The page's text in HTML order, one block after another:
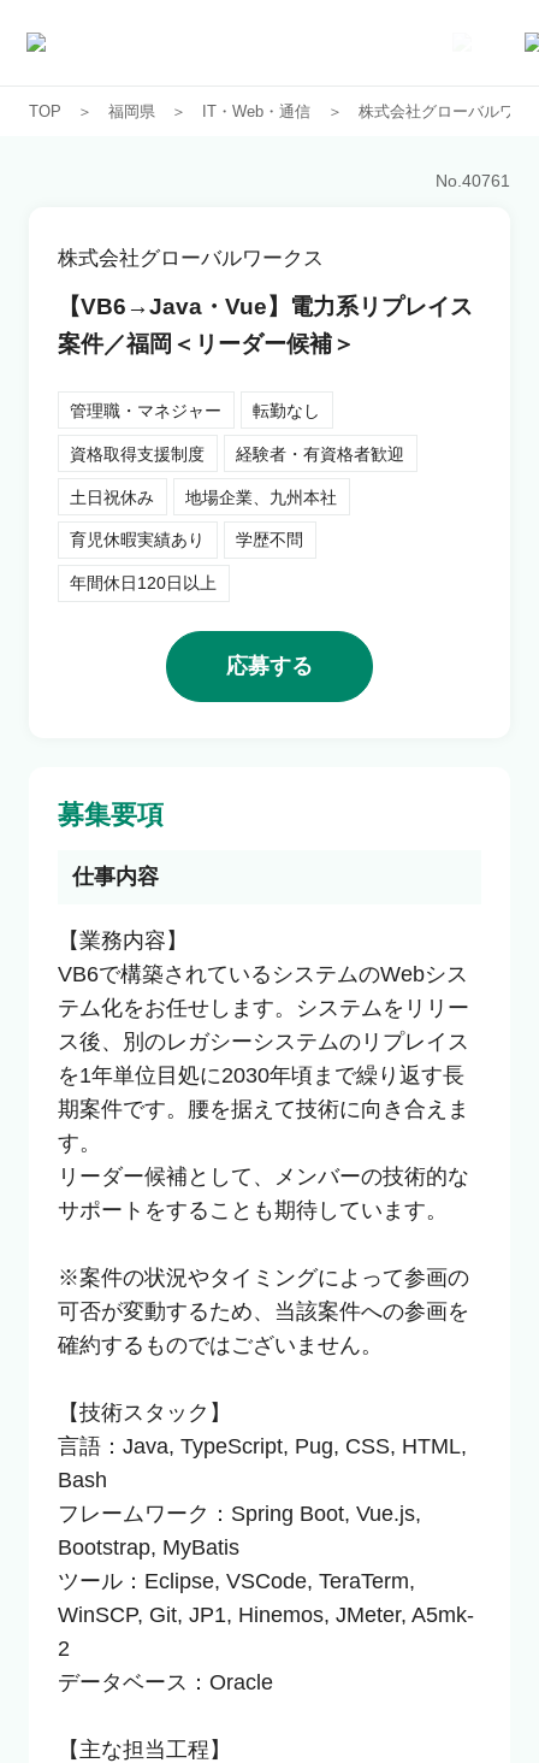
求人一覧
コラム
初めての方へ
コンサルタント紹介
よくあるご質問
TOP 福岡県 IT・Web・通信 株式会社グローバルワー
No.40761
株式会社グローバルワークス
【VB6→Java・Vue】電力系リプレイス
案件／福岡＜リーダー候補＞
管理職・マネジャー 転勤なし
資格取得支援制度 経験者・有資格者歓迎
土日祝休み 地場企業、九州本社
育児休暇実績あり 学歴不問
年間休日120日以上
応募する
募集要項
仕事内容
【業務内容】
VB6で構築されているシステムのWebシス
テム化をお任せします。システムをリリー
ス後、別のレガシーシステムのリプレイス
を1年単位目処に2030年頃まで繰り返す長
期案件です。腰を据えて技術に向き合えま
す。
リーダー候補として、メンバーの技術的な
サポートをすることも期待しています。
※案件の状況やタイミングによって参画の
可否が変動するため、当該案件への参画を
確約するものではございません。
【技術スタック】
言語：Java, TypeScript, Pug, CSS, HTML,
Bash
フレームワーク：Spring Boot, Vue.js,
Bootstrap, MyBatis
ツール：Eclipse, VSCode, TeraTerm,
WinSCP, Git, JP1, Hinemos, JMeter, A5mk-
2
データベース：Oracle
【主な担当工程】